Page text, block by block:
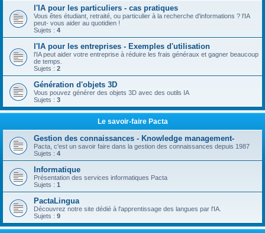
l'IA pour les particuliers - cas pratiques
Vous êtes étudiant, retraité, ou particulier à la recherche d'informations ? l'IA
peut- vous aider au quotidien !
Sujets : 4
l'IA pour les entreprises - Exemples d'utilisation
l'IA peut aider votre entreprise à réduire les frais généraux et gagner beaucoup
de temps.
Sujets : 2
Génération d'objets 3D
Vous pouvez générer des objets 3D avec des outils IA
Sujets : 3
Le savoir-faire Pacta
Gestion des connaissances - Knowledge management-
Pacta, c'est un savoir faire dans la gestion des connaissances depuis 1987
Sujets : 4
Informatique
Présentation des services informatiques Pacta
Sujets : 1
PactaLingua
Découvrez notre site dédié à l'apprentissage des langues par l'IA.
Sujets : 9